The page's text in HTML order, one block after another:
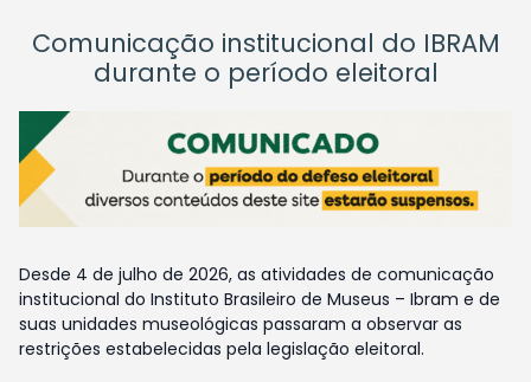
Comunicação institucional do IBRAM
durante o período eleitoral
Desde 4 de julho de 2026, as atividades de comunicação
institucional do Instituto Brasileiro de Museus – Ibram e de
suas unidades museológicas passaram a observar as
restrições estabelecidas pela legislação eleitoral.